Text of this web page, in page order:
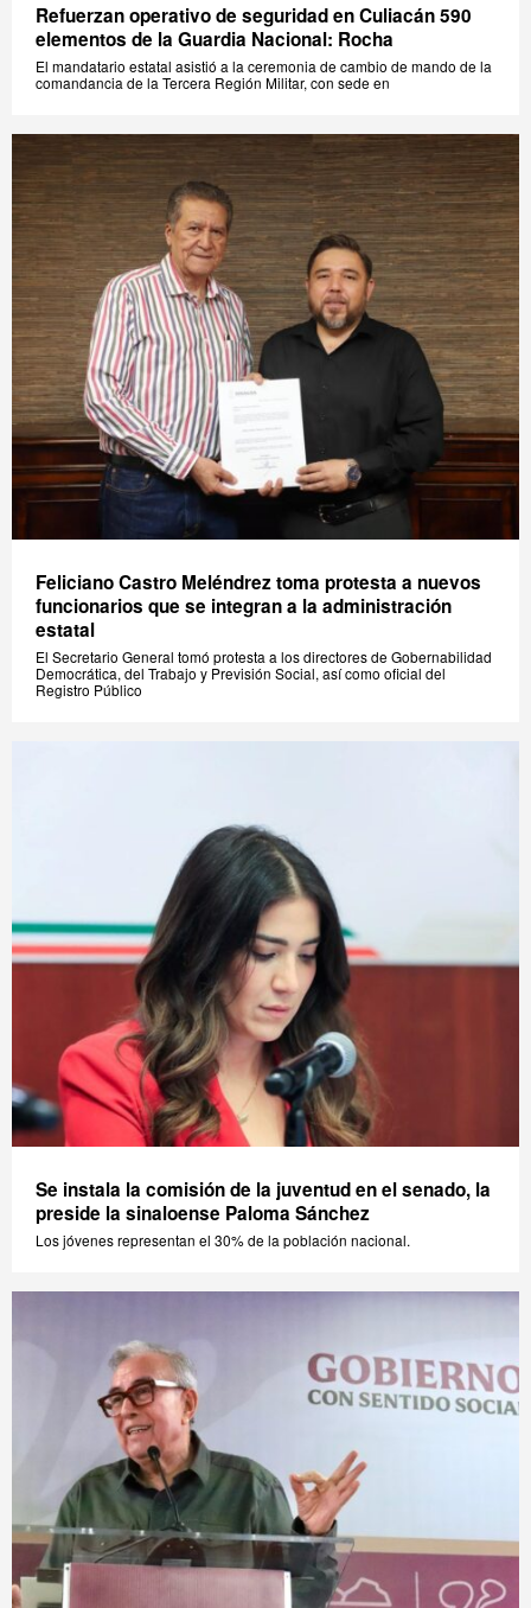
Refuerzan operativo de seguridad en Culiacán 590
elementos de la Guardia Nacional: Rocha
El mandatario estatal asistió a la ceremonia de cambio de mando de la
comandancia de la Tercera Región Militar, con sede en
Feliciano Castro Meléndrez toma protesta a nuevos
funcionarios que se integran a la administración
estatal
El Secretario General tomó protesta a los directores de Gobernabilidad
Democrática, del Trabajo y Previsión Social, así como oficial del
Registro Público
Se instala la comisión de la juventud en el senado, la
preside la sinaloense Paloma Sánchez
Los jóvenes representan el 30% de la población nacional.